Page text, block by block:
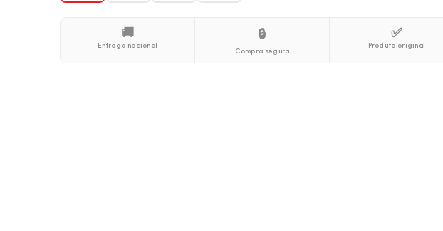
🚚
Entrega nacional
🔒
Compra segura
✅
Produto original